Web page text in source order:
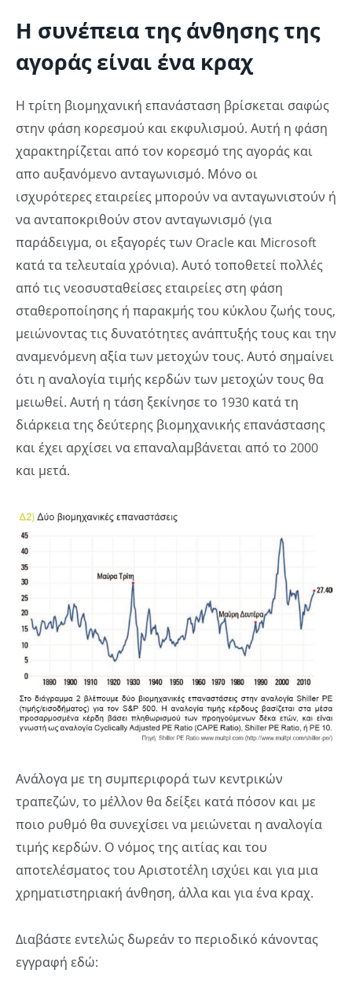
Η συνέπεια της άνθησης της
αγοράς είναι ένα κραχ
Η τρίτη βιομηχανική επανάσταση βρίσκεται σαφώς
στην φάση κορεσμού και εκφυλισμού. Αυτή η φάση
χαρακτηρίζεται από τον κορεσμό της αγοράς και
απο αυξανόμενο ανταγωνισμό. Μόνο οι
ισχυρότερες εταιρείες μπορούν να ανταγωνιστούν ή
να ανταποκριθούν στον ανταγωνισμό (για
παράδειγμα, οι εξαγορές των Oracle και Microsoft
κατά τα τελευταία χρόνια). Αυτό τοποθετεί πολλές
από τις νεοσυσταθείσες εταιρείες στη φάση
σταθεροποίησης ή παρακμής του κύκλου ζωής τους,
μειώνοντας τις δυνατότητες ανάπτυξής τους και την
αναμενόμενη αξία των μετοχών τους. Αυτό σημαίνει
ότι η αναλογία τιμής κερδών των μετοχών τους θα
μειωθεί. Αυτή η τάση ξεκίνησε το 1930 κατά τη
διάρκεια της δεύτερης βιομηχανικής επανάστασης
και έχει αρχίσει να επαναλαμβάνεται από το 2000
και μετά.
Ανάλογα με τη συμπεριφορά των κεντρικών
τραπεζών, το μέλλον θα δείξει κατά πόσον και με
ποιο ρυθμό θα συνεχίσει να μειώνεται η αναλογία
τιμής κερδών. Ο νόμος της αιτίας και του
αποτελέσματος του Αριστοτέλη ισχύει και για μια
χρηματιστηριακή άνθηση, άλλα και για ένα κραχ.
Διαβάστε εντελώς δωρεάν το περιοδικό κάνοντας
εγγραφή εδώ: